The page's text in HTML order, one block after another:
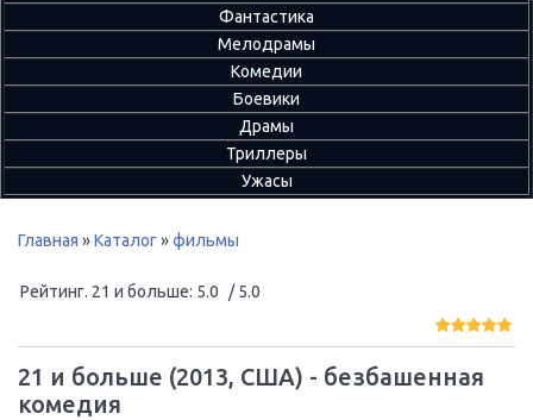
Фантастика
Мелодрамы
Комедии
Боевики
Драмы
Триллеры
Ужасы
Главная »Каталог»фильмы
Рейтинг. 21 и больше: 5.0 / 5.0
21 и больше (2013, США) - безбашенная
комедия